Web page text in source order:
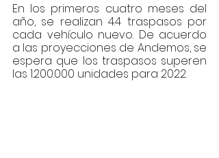
En los primeros cuatro meses del
año, se realizan 4.4 traspasos por
cada vehículo nuevo. De acuerdo
a las proyecciones de Andemos, se
espera que los traspasos superen
las 1.200.000 unidades para 2022.